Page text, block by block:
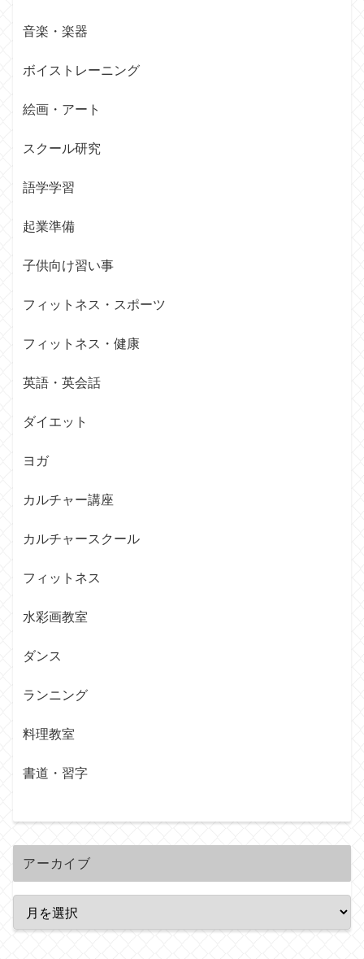
音楽・楽器
ボイストレーニング
絵画・アート
スクール研究
語学学習
起業準備
子供向け習い事
フィットネス・スポーツ
フィットネス・健康
英語・英会話
ダイエット
ヨガ
カルチャー講座
カルチャースクール
フィットネス
水彩画教室
ダンス
ランニング
料理教室
書道・習字
アーカイブ